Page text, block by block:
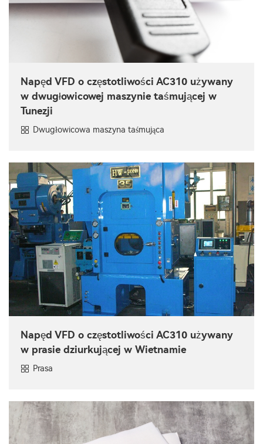
Napęd VFD o częstotliwości AC310 używany
w dwugłowicowej maszynie taśmującej w
Tunezji
Dwugłowicowa maszyna taśmująca
Napęd VFD o częstotliwości AC310 używany
w prasie dziurkującej w Wietnamie
Prasa